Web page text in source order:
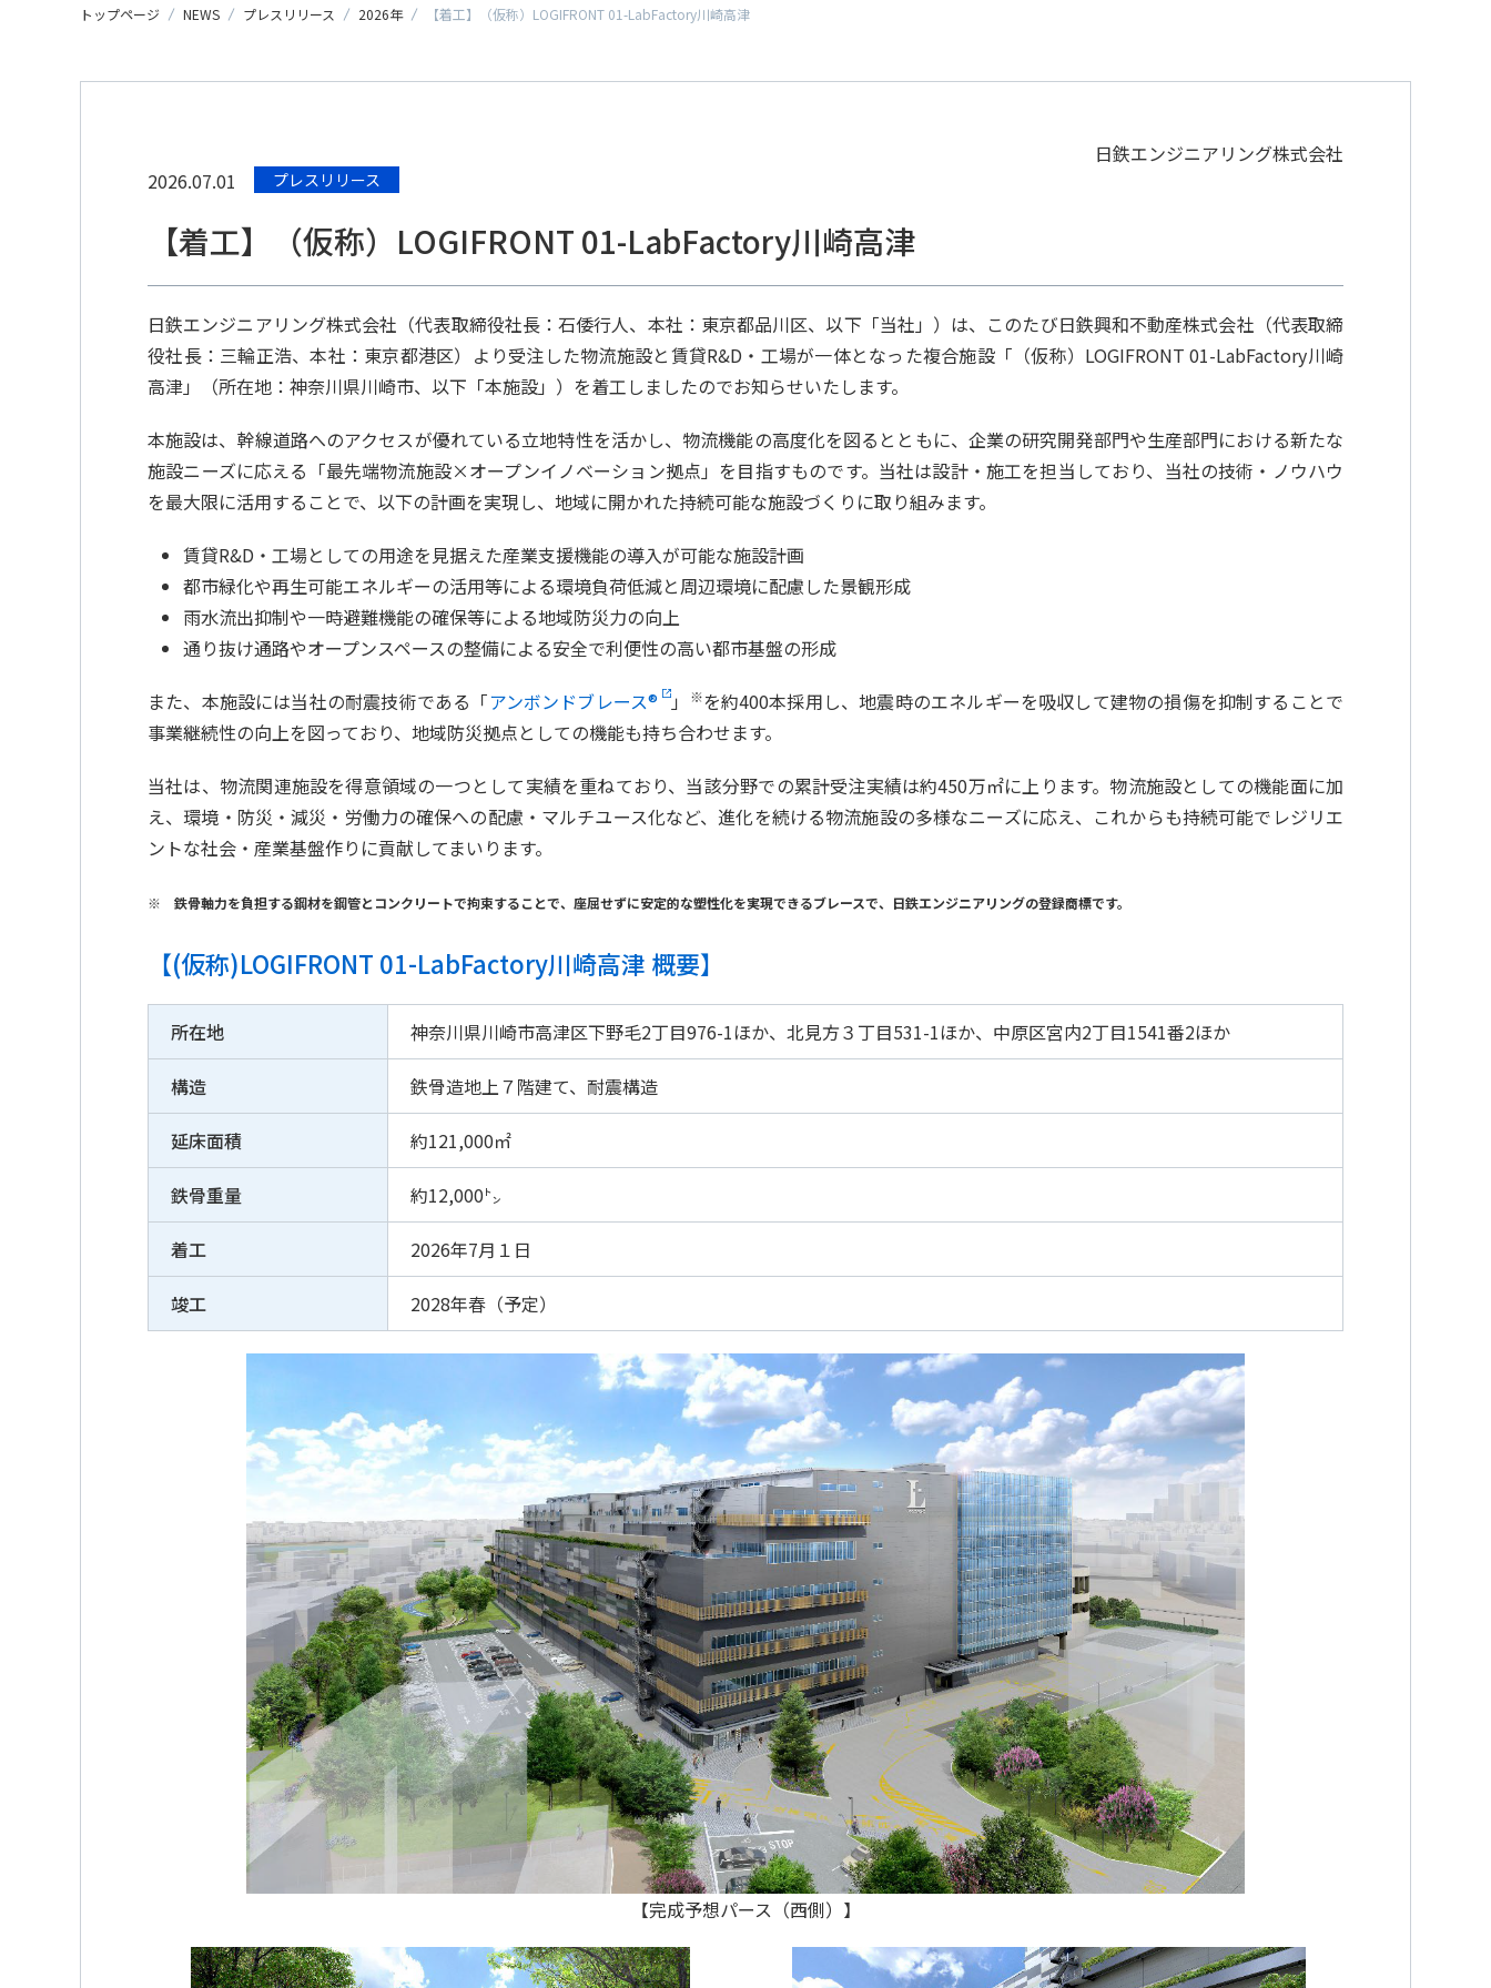
トップページ NEWS プレスリリース 2026年 【着工】（仮称）LOGIFRONT 01-LabFactory川崎高津
2026.07.01 プレスリリース
日鉄エンジニアリング株式会社
【着工】（仮称）LOGIFRONT 01-LabFactory川崎高津
日鉄エンジニアリング株式会社（代表取締役社長：石倭行人、本社：東京都品川区、以下「当社」）は、このたび日鉄興和不動産株式会社（代表取締
役社長：三輪正浩、本社：東京都港区）より受注した物流施設と賃貸R&D・工場が一体となった複合施設「（仮称）LOGIFRONT 01-LabFactory川崎
高津」（所在地：神奈川県川崎市、以下「本施設」）を着工しましたのでお知らせいたします。
本施設は、幹線道路へのアクセスが優れている立地特性を活かし、物流機能の高度化を図るとともに、企業の研究開発部門や生産部門における新たな
施設ニーズに応える「最先端物流施設×オープンイノベーション拠点」を目指すものです。当社は設計・施工を担当しており、当社の技術・ノウハウ
を最大限に活用することで、以下の計画を実現し、地域に開かれた持続可能な施設づくりに取り組みます。
賃貸R&D・工場としての用途を見据えた産業支援機能の導入が可能な施設計画
都市緑化や再生可能エネルギーの活用等による環境負荷低減と周辺環境に配慮した景観形成
雨水流出抑制や一時避難機能の確保等による地域防災力の向上
通り抜け通路やオープンスペースの整備による安全で利便性の高い都市基盤の形成
また、本施設には当社の耐震技術である「アンボンドブレース® 」 ※を約400本採用し、地震時のエネルギーを吸収して建物の損傷を抑制することで
事業継続性の向上を図っており、地域防災拠点としての機能も持ち合わせます。
当社は、物流関連施設を得意領域の一つとして実績を重ねており、当該分野での累計受注実績は約450万㎡に上ります。物流施設としての機能面に加
え、環境・防災・減災・労働力の確保への配慮・マルチユース化など、進化を続ける物流施設の多様なニーズに応え、これからも持続可能でレジリエ
ントな社会・産業基盤作りに貢献してまいります。
※ 鉄骨軸力を負担する鋼材を鋼管とコンクリートで拘束することで、座屈せずに安定的な塑性化を実現できるブレースで、 日鉄エンジニアリングの登録商標です。
【(仮称)LOGIFRONT 01-LabFactory川崎高津 概要】
所在地 神奈川県川崎市高津区下野毛2丁目976-1ほか、北見方３丁目531-1ほか、中原区宮内2丁目1541番2ほか
構造 鉄骨造地上７階建て、耐震構造
延床面積 約121,000㎡
鉄骨重量 約12,000㌧
着工 2026年7月１日
竣工 2028年春（予定）
【完成予想パース（西側）】